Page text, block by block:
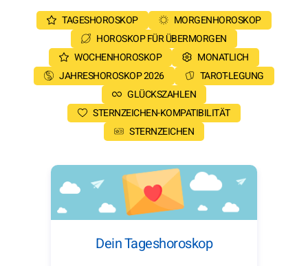
TAGESHOROSKOP
MORGENHOROSKOP
HOROSKOP FÜR ÜBERMORGEN
WOCHENHOROSKOP
MONATLICH
JAHRESHOROSKOP 2026
TAROT-LEGUNG
GLÜCKSZAHLEN
STERNZEICHEN-KOMPATIBILITÄT
STERNZEICHEN
Dein Tageshoroskop